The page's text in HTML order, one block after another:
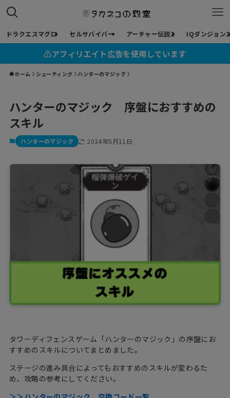
ドラクエスマグロ セルサバイバー アーチャー伝説2 IQダンジョン2
⚠︎アフィリエイト広告を使用しています
ホーム シューティング ハンターのマジック
ハンターのマジック 序盤におすすめの
スキル
ハンターのマジック 2024年5月11日
タワーディフェンスゲーム「ハンターのマジック」の序盤にお
すすめのスキルについてまとめました。
ステージの進み具合によってもおすすめのスキルが変わるた
め、攻略の参考にしてください。